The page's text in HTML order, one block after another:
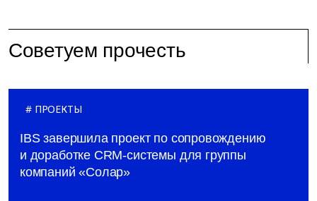
Советуем прочесть
ПРОЕКТЫ
IBS завершила проект по сопровождению
и доработке CRM-системы для группы
компаний «Солар»